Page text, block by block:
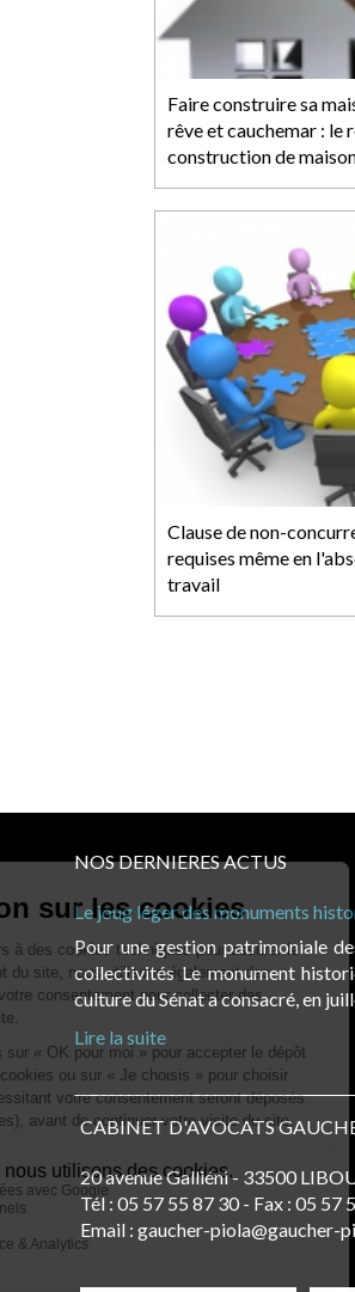
Faire construire sa
rêve et cauchemar : le
construction de
Clause de non-
requises même en
travail
NOS DERNIERES ACTUS
Le joug léger des monuments
Pour une gestion patrimoniale
collectivités Le monument
culture du Sénat a consacré, en
Lire la suite
CABINET D'AVOCATS
20 avenue Galliéni - 33500
Tél : 05 57 55 87 30 - Fax : 05 57
Email : gaucher-piola@gaucher-